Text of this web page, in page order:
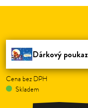
Dárkový
Cena bez DPH
Skladem